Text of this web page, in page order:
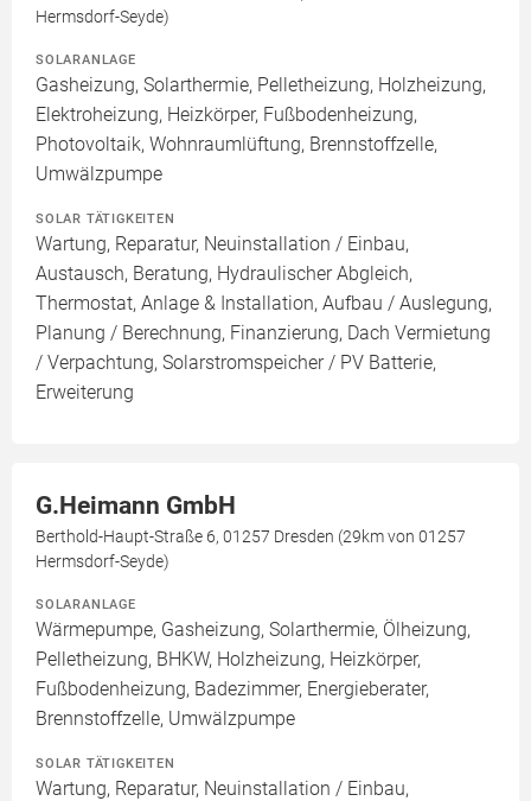
Hermsdorf-Seyde)
SOLARANLAGE
Gasheizung, Solarthermie, Pelletheizung, Holzheizung,
Elektroheizung, Heizkörper, Fußbodenheizung,
Photovoltaik, Wohnraumlüftung, Brennstoffzelle,
Umwälzpumpe
SOLAR TÄTIGKEITEN
Wartung, Reparatur, Neuinstallation / Einbau,
Austausch, Beratung, Hydraulischer Abgleich,
Thermostat, Anlage & Installation, Aufbau / Auslegung,
Planung / Berechnung, Finanzierung, Dach Vermietung
/ Verpachtung, Solarstromspeicher / PV Batterie,
Erweiterung
G.Heimann GmbH
Berthold-Haupt-Straße 6, 01257 Dresden (29km von 01257
Hermsdorf-Seyde)
SOLARANLAGE
Wärmepumpe, Gasheizung, Solarthermie, Ölheizung,
Pelletheizung, BHKW, Holzheizung, Heizkörper,
Fußbodenheizung, Badezimmer, Energieberater,
Brennstoffzelle, Umwälzpumpe
SOLAR TÄTIGKEITEN
Wartung, Reparatur, Neuinstallation / Einbau,